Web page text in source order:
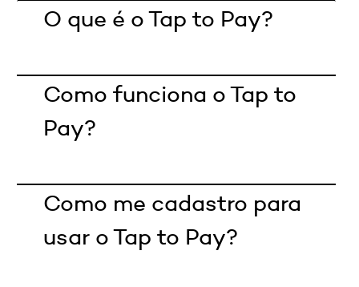
O que é o Tap to Pay?
Como funciona o Tap to
Pay?
Como me cadastro para
usar o Tap to Pay?